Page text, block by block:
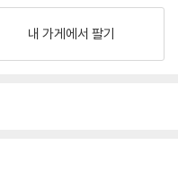
내 가게에서 팔기